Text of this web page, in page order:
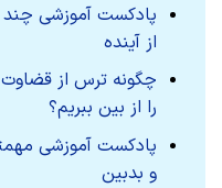
از آینده
چگونه ترس از
را از بین ببریم؟
پادکست آموزشی
و بدبین